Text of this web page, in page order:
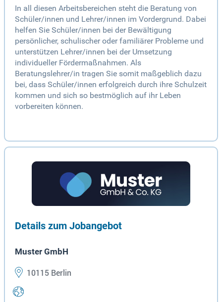
In all diesen Arbeitsbereichen steht die Beratung von
Schüler/innen und Lehrer/innen im Vordergrund. Dabei
helfen Sie Schüler/innen bei der Bewältigung
persönlicher, schulischer oder familiärer Probleme und
unterstützen Lehrer/innen bei der Umsetzung
individueller Fördermaßnahmen. Als
Beratungslehrer/in tragen Sie somit maßgeblich dazu
bei, dass Schüler/innen erfolgreich durch ihre Schulzeit
kommen und sich so bestmöglich auf ihr Leben
vorbereiten können.
Details zum Jobangebot
Muster GmbH
10115 Berlin